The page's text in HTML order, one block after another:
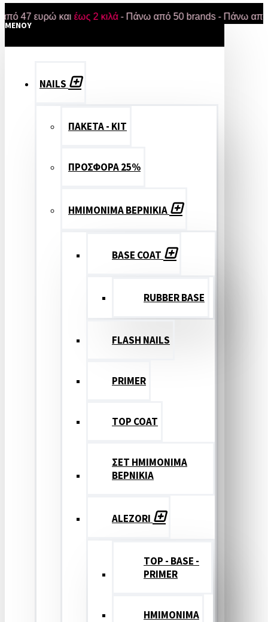
ευρώ καιέως 2 κιλά- Πάνω από 50 brands - Πάνω από 18.000
MENOY
NAILS
ΠΑΚΕΤΑ - ΚΙΤ
ΠΡΟΣΦΟΡΑ 25%
ΗΜΙΜΟΝΙΜΑ ΒΕΡΝΙΚΙΑ
BASE COAT
RUBBER BASE
FLASH NAILS
PRIMER
TOP COAT
ΣΕΤ ΗΜΙΜΟΝΙΜΑ
ΒΕΡΝΙΚΙΑ
ALEZORI
TOP - BASE -
PRIMER
ΗΜΙΜΟΝΙΜΑ